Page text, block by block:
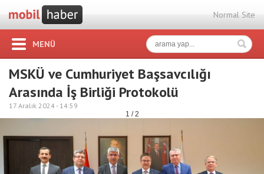
Normal Site
MENÜ
MSKÜ ve Cumhuriyet Başsavcılığı
Arasında İş Birliği Protokolü
17 Aralık 2024 - 14:59
1 / 2